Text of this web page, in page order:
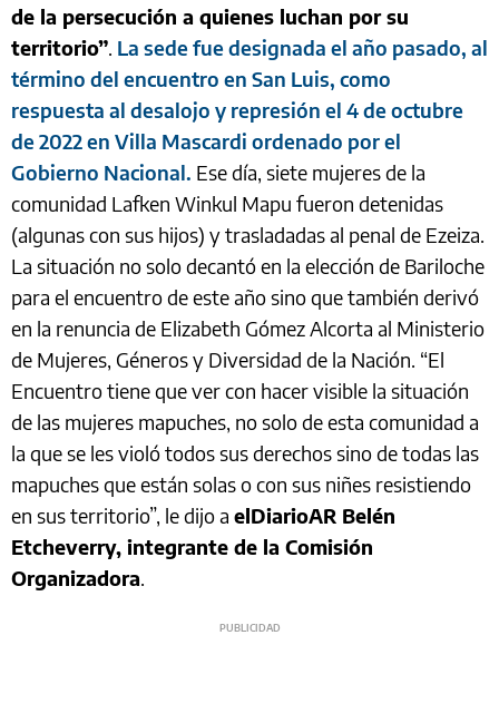
de la persecución a quienes luchan por su
territorio”. La sede fue designada el año pasado, al
término del encuentro en San Luis, como
respuesta al desalojo y represión el 4 de octubre
de 2022 en Villa Mascardi ordenado por el
Gobierno Nacional. Ese día, siete mujeres de la
comunidad Lafken Winkul Mapu fueron detenidas
(algunas con sus hijos) y trasladadas al penal de Ezeiza.
La situación no solo decantó en la elección de Bariloche
para el encuentro de este año sino que también derivó
en la renuncia de Elizabeth Gómez Alcorta al Ministerio
de Mujeres, Géneros y Diversidad de la Nación. “El
Encuentro tiene que ver con hacer visible la situación
de las mujeres mapuches, no solo de esta comunidad a
la que se les violó todos sus derechos sino de todas las
mapuches que están solas o con sus niñes resistiendo
en sus territorio”, le dijo a elDiarioAR Belén
Etcheverry, integrante de la Comisión
Organizadora.